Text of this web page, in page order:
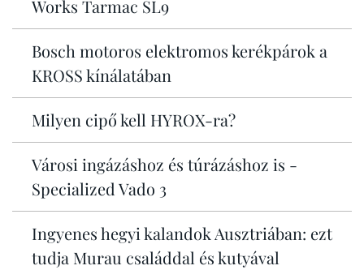
Works Tarmac SL9
Bosch motoros elektromos kerékpárok a
KROSS kínálatában
Milyen cipő kell HYROX-ra?
Városi ingázáshoz és túrázáshoz is -
Specialized Vado 3
Ingyenes hegyi kalandok Ausztriában: ezt
tudja Murau családdal és kutyával